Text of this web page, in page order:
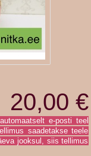
20,00 €
e-posti teel
saadetakse teele
jooksul, siis tellimus